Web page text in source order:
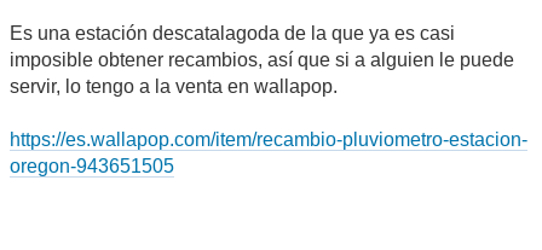
Es una estación descatalagoda de la que ya es casi
imposible obtener recambios, así que si a alguien le puede
servir, lo tengo a la venta en wallapop.
https://es.wallapop.com/item/recambio-pluviometro-estacion-
oregon-943651505